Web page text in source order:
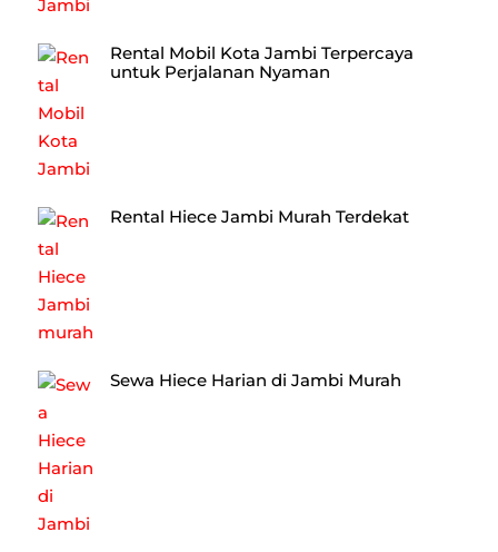
Rental Mobil Kota Jambi Terpercaya
untuk Perjalanan Nyaman
Rental Hiece Jambi Murah Terdekat
Sewa Hiece Harian di Jambi Murah